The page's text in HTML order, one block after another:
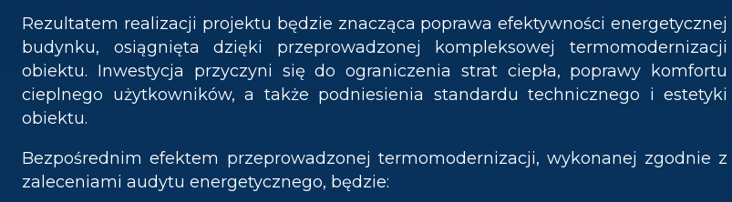
Rezultatem realizacji projektu będzie znacząca poprawa efektywności energetycznej
budynku, osiągnięta dzięki przeprowadzonej kompleksowej termomodernizacji
obiektu. Inwestycja przyczyni się do ograniczenia strat ciepła, poprawy komfortu
cieplnego użytkowników, a także podniesienia standardu technicznego i estetyki
obiektu.
Bezpośrednim efektem przeprowadzonej termomodernizacji, wykonanej zgodnie z
zaleceniami audytu energetycznego, będzie: